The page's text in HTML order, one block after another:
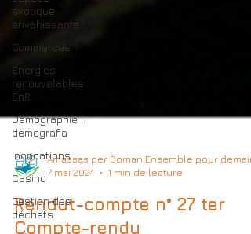
exotique
envahissante
Commerces
Energies
renouvelables
EnR
Démographie |
demografia
Inondations
Casino
Gestion des
déchets
Rendut-compte n° 27 ter